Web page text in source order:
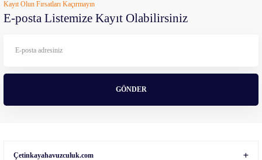
Ürün açıklamasında eksik bilgiler bulunuyor.
Ürün fiyatı diğer sitelerden daha pahalı.
Kayıt Olun Fırsatları Kaçırmayın
E-posta Listemize Kayıt Olabilirsiniz
GÖNDER
Çetinkayahavuzculuk.com